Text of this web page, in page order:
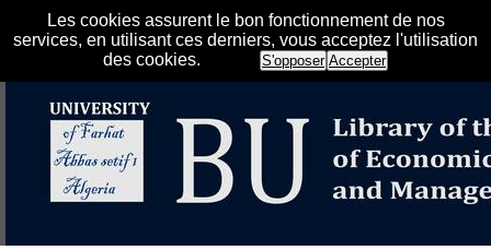
Les cookies assurent le bon fonctionnement de nos
services, en utilisant ces derniers, vous acceptez l'utilisation
des cookies.
S'opposer Accepter
الإلكتروني على الخط المباشر لمكتبة كلية